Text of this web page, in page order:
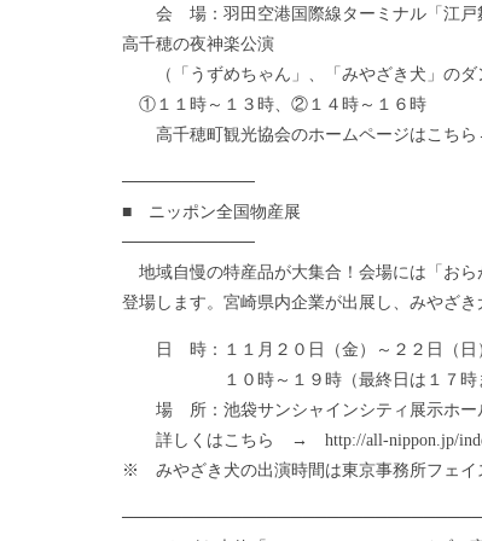
会 場：羽田空港国際線ターミナル「江戸
高千穂の夜神楽公演
（「うずめちゃん」、「みやざき犬」のダ
①１１時～１３時、②１４時～１６時
高千穂町観光協会のホームページはこちら
───────────
■ ニッポン全国物産展
───────────
地域自慢の特産品が大集合！会場には「お
登場します。宮崎県内企業が出展し、みやざき
日 時：１１月２０日（金）～２２日（日
１０時～１９時（最終日は１７時ま
場 所：池袋サンシャインシティ展示ホー
詳しくはこちら → http://all-nippon.jp/
※ みやざき犬の出演時間は東京事務所フェイ